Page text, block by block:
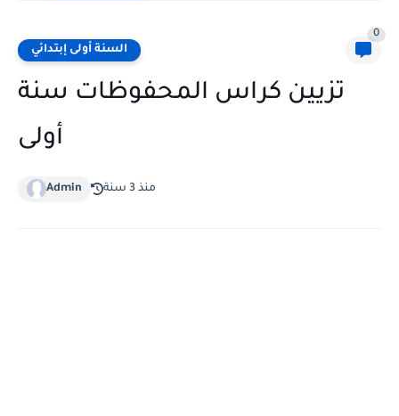
السنة أولى إبتدائي
0
تزيين كراس المحفوظات سنة
أولى
Admin منذ 3 سنة